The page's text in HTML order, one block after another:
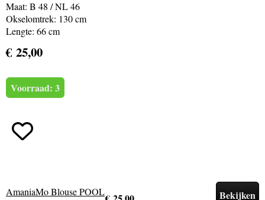
Maat: B 48 / NL 46
Okselomtrek: 130 cm
Lengte: 66 cm
€ 25,00
Voorraad: 3
AmaniaMo Blouse POOL
Bekijken